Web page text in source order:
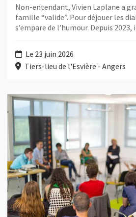
Non-entendant, Vivien Laplane a
famille “valide”. Pour déjouer les
s’empare de l’humour. Depuis 2023,
Le 23 juin 2026
Tiers-lieu de l'Esvière - Angers
Plus d'information sur l'évènement :